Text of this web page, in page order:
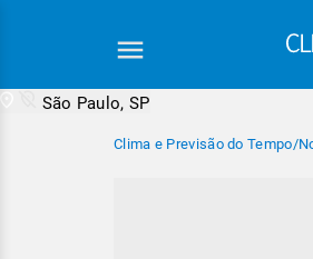
São Paulo, SP
Clima e Previsão do Tempo/